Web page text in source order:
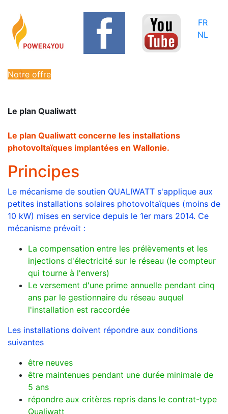
FR
NL
Notre offre
Le plan Qualiwatt
Le plan Qualiwatt concerne les installations
photovoltaïques implantées en Wallonie.
Principes
Le mécanisme de soutien QUALIWATT s'applique aux
petites installations solaires photovoltaïques (moins de
10 kW) mises en service depuis le 1er mars 2014. Ce
mécanisme prévoit :
La compensation entre les prélèvements et les
injections d'électricité sur le réseau (le compteur
qui tourne à l'envers)
Le versement d'une prime annuelle pendant cinq
ans par le gestionnaire du réseau auquel
l'installation est raccordée
Les installations doivent répondre aux conditions
suivantes
être neuves
être maintenues pendant une durée minimale de
5 ans
répondre aux critères repris dans le contrat-type
Qualiwatt